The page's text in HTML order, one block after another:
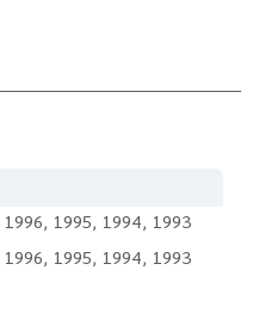
1996, 1995, 1994, 1993
1996, 1995, 1994, 1993